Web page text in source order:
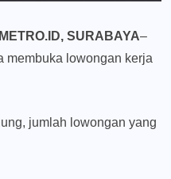
SURABAYA–
membuka lowongan kerja
jumlah lowongan yang